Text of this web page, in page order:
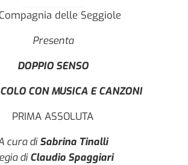
delle Seggiole
Presenta
DOPPIO SENSO
CON MUSICA E CANZONI
PRIMA ASSOLUTA
cura diSabrina Tinalli
diClaudio Spaggiari